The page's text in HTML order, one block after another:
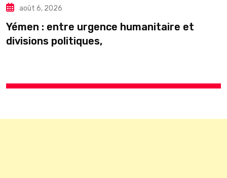
août 6, 2026
Yémen : entre urgence humanitaire et
divisions politiques,